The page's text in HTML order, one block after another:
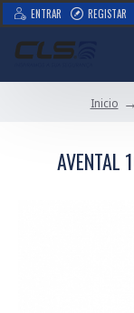
ENTRAR REGISTAR
Inicio
AVENTAL